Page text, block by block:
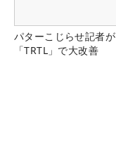
パターこじらせ記者が
「TRTL」で大改善